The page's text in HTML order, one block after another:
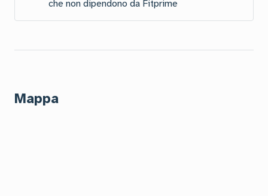
che non dipendono da Fitprime
Mappa